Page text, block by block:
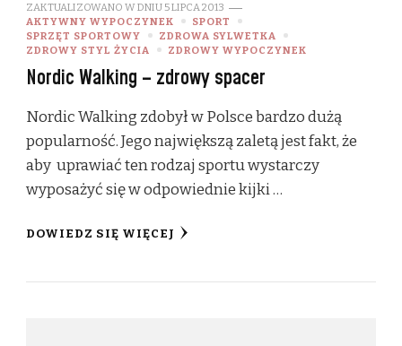
ZAKTUALIZOWANO W DNIU5 LIPCA 2013
AKTYWNY WYPOCZYNEK
SPORT
SPRZĘT SPORTOWY
ZDROWA SYLWETKA
ZDROWY STYL ŻYCIA
ZDROWY WYPOCZYNEK
Nordic Walking – zdrowy spacer
Nordic Walking zdobył w Polsce bardzo dużą
popularność. Jego największą zaletą jest fakt, że
aby uprawiać ten rodzaj sportu wystarczy
wyposażyć się w odpowiednie kijki …
DOWIEDZ SIĘ WIĘCEJ